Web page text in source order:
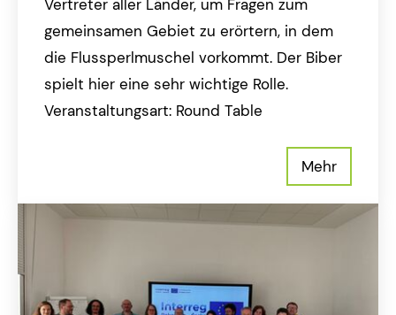
Vertreter aller Länder, um Fragen zum
gemeinsamen Gebiet zu erörtern, in dem
die Flussperlmuschel vorkommt. Der Biber
spielt hier eine sehr wichtige Rolle.
Veranstaltungsart: Round Table
Mehr